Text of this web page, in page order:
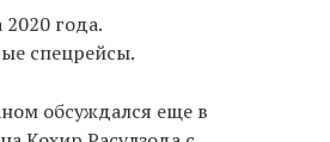
года.
спецрейсы.
обсуждался еще в